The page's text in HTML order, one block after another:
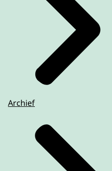
Archief